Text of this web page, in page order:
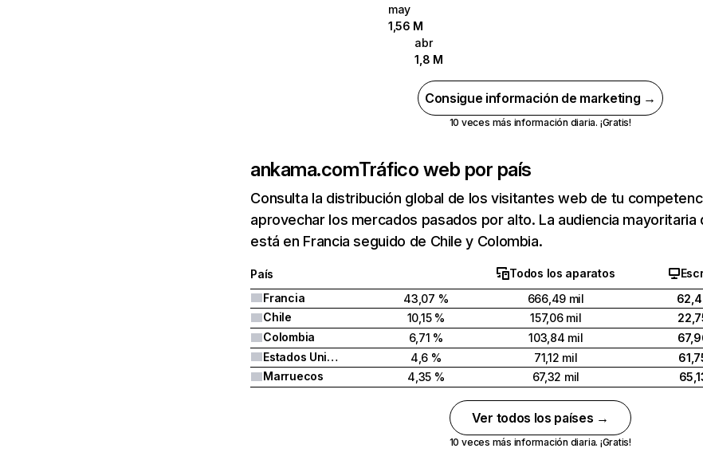
may
1,56 M
abr
1,8 M
Consigue información de marketing →
10 veces más información diaria. ¡Gratis!
ankama.comTráfico web por país
Consulta la distribución global de los visitantes web de tu
aprovechar los mercados pasados por alto. La audiencia mayoritaria
está en Francia seguido de Chile y Colombia.
País Todos los aparatos
Francia
43,07 % 666,49 mil
Chile
10,15 % 157,06 mil
Colombia
6,71 % 103,84 mil
Estados Unidos
4,6 % 71,12 mil
Marruecos
4,35 % 67,32 mil
Ver todos los países →
10 veces más información diaria. ¡Gratis!